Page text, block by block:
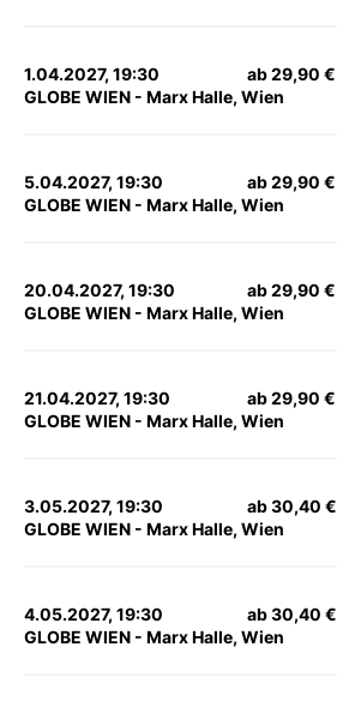
1.04.2027, 19:30
GLOBE WIEN - Marx Halle, Wien
ab 29,90 €
5.04.2027, 19:30
GLOBE WIEN - Marx Halle, Wien
ab 29,90 €
20.04.2027, 19:30
GLOBE WIEN - Marx Halle, Wien
ab 29,90 €
21.04.2027, 19:30
GLOBE WIEN - Marx Halle, Wien
ab 29,90 €
3.05.2027, 19:30
GLOBE WIEN - Marx Halle, Wien
ab 30,40 €
4.05.2027, 19:30
GLOBE WIEN - Marx Halle, Wien
ab 30,40 €